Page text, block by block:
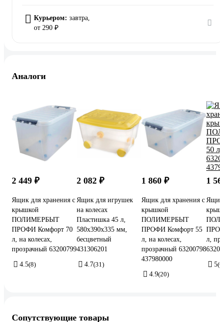
Курьером: завтра,
от 290 ₽
Аналоги
2 449 ₽
Ящик для хранения с
крышкой
ПОЛИМЕРБЫТ
ПРОФИ Комфорт 70
л, на колесах,
прозрачный 63200799
4.5(8)
2 082 ₽
Ящик для игрушек
на колесах
Пластишка 45 л,
580х390х335 мм,
бесцветный
431306201
4.7(31)
1 860 ₽
Ящик для хранения с
крышкой
ПОЛИМЕРБЫТ
ПРОФИ Комфорт 55
л, на колесах,
прозрачный 63200798
437980000
4.9(20)
1
л,
5
Сопутствующие товары